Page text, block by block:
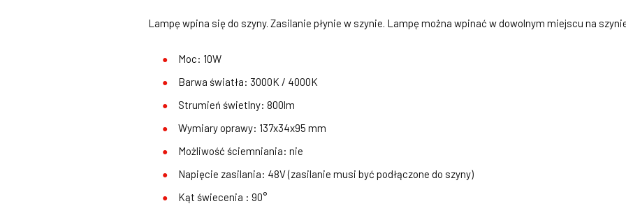
Lampę wpina się do szyny. Zasilanie płynie w szynie. Lampę można wpinać w dowolnym miejscu na
Moc: 10W
Barwa światła: 3000K / 4000K
Strumień świetlny: 800lm
Wymiary oprawy: 137x34x95 mm
Możliwość ściemniania: nie
Napięcie zasilania: 48V (zasilanie musi być podłączone do szyny)
Kąt świecenia : 90°